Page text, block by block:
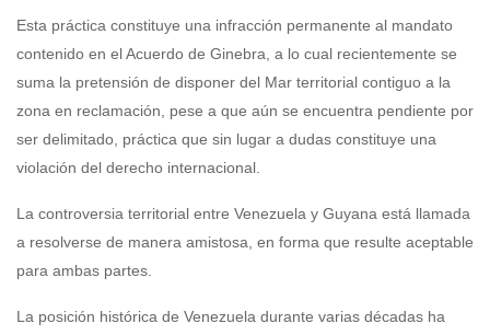
Esta práctica constituye una infracción permanente al mandato
contenido en el Acuerdo de Ginebra, a lo cual recientemente se
suma la pretensión de disponer del Mar territorial contiguo a la
zona en reclamación, pese a que aún se encuentra pendiente por
ser delimitado, práctica que sin lugar a dudas constituye una
violación del derecho internacional.
La controversia territorial entre Venezuela y Guyana está llamada
a resolverse de manera amistosa, en forma que resulte aceptable
para ambas partes.
La posición histórica de Venezuela durante varias décadas ha